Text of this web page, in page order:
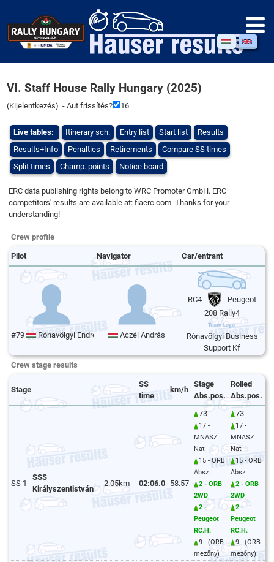
VI. Staff House Rally Hungary (2025)
(Kijelentkezés) - Aut frissítés? 16
Live tables: Itinerary sch. Entry list Start list
Results
Results+Info
Penalties Retirements
Compare SS times
Split times
Champ. points Notice board
ERC data publishing rights belong to WRC Promoter GmbH. ERC
competitors' results are available at: fiaerc.com. Thanks for your
understanding!
Crew profile
Pilot Navigator Car/entrant
#79 Rónavölgyi Endre Aczél András
RC4
Peugeot
208 Rally4
Rónavölgyi Business
Support Kf
Crew stage results
Stage
SS
time
km/h
Stage
Abs.pos.
Rolled
Abs.pos.
SS 1
SSS
Királyszentistván
2.05km 02:06.0 58.57
73 -
17 -
MNASZ
Nat
15 - ORB
Absz.
2 - ORB
2WD
2 -
Peugeot
RC.H.
9 - (ORB
mezőny)
73 -
17 -
MNASZ
Nat
15 - ORB
Absz.
2 - ORB
2WD
2 -
Peugeot
RC.H.
9 - (ORB
mezőny)